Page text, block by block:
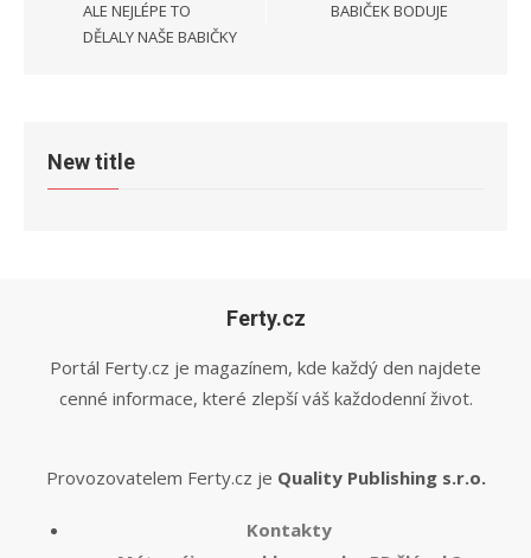
ALE NEJLÉPE TO
DĚLALY NAŠE BABIČKY
BABIČEK BODUJE
New title
Ferty.cz
Portál Ferty.cz je magazínem, kde každý den najdete
cenné informace, které zlepší váš každodenní život.
Provozovatelem Ferty.cz je Quality Publishing s.r.o.
Kontakty